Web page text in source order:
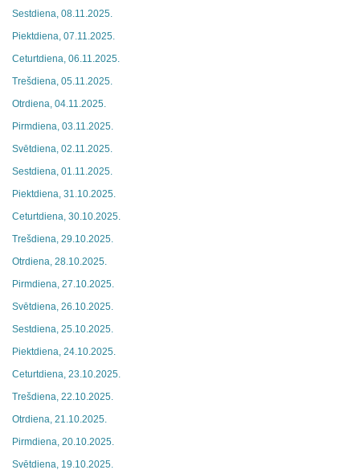
Sestdiena, 08.11.2025.
Piektdiena, 07.11.2025.
Ceturtdiena, 06.11.2025.
Trešdiena, 05.11.2025.
Otrdiena, 04.11.2025.
Pirmdiena, 03.11.2025.
Svētdiena, 02.11.2025.
Sestdiena, 01.11.2025.
Piektdiena, 31.10.2025.
Ceturtdiena, 30.10.2025.
Trešdiena, 29.10.2025.
Otrdiena, 28.10.2025.
Pirmdiena, 27.10.2025.
Svētdiena, 26.10.2025.
Sestdiena, 25.10.2025.
Piektdiena, 24.10.2025.
Ceturtdiena, 23.10.2025.
Trešdiena, 22.10.2025.
Otrdiena, 21.10.2025.
Pirmdiena, 20.10.2025.
Svētdiena, 19.10.2025.